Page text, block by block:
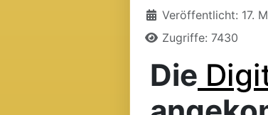
Veröffentlicht: 17.
Zugriffe: 7430
Die